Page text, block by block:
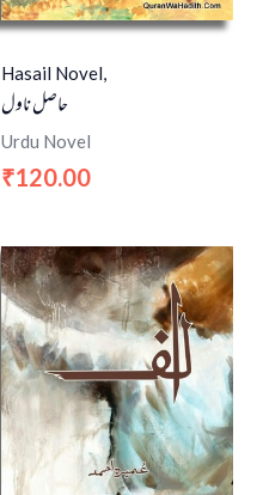
Hasail Novel,
حاصل ناول
Urdu Novel
₹120.00